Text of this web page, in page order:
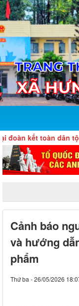
kết toàn dân tộc,
Cảnh báo
và hướng
phẩm
Thứ ba - 26/05/2026